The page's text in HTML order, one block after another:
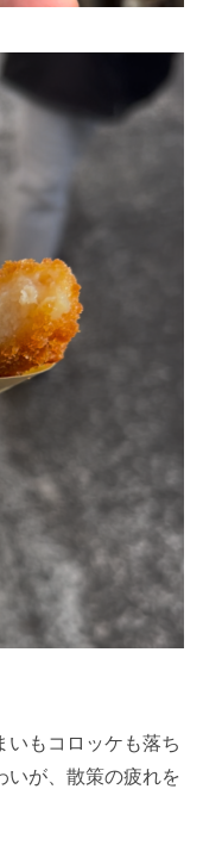
いもコロッケも落ち
いが、散策の疲れを